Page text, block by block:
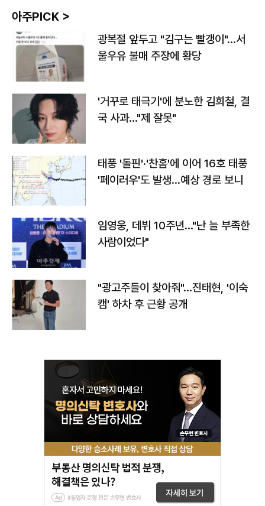
아주PICK >
광복절 앞두고 "김구는 빨갱이"…서
울우유 불매 주장에 황당
'거꾸로 태극기'에 분노한 김희철, 결
국 사과…"제 잘못"
태풍 '돌핀'·'찬홈'에 이어 16호 태풍
'페이러우'도 발생…예상 경로 보니
임영웅, 데뷔 10주년…"난 늘 부족한
사람이었다"
"광고주들이 찾아줘"…진태현, '이숙
캠' 하차 후 근황 공개